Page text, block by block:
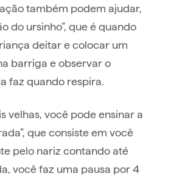
também podem ajudar,
do ursinho”, que é quando
deitar e colocar um
barriga e observar o
faz quando respira.
velhas, você pode ensinar a
que consiste em você
pelo nariz contando até
você faz uma pausa por 4